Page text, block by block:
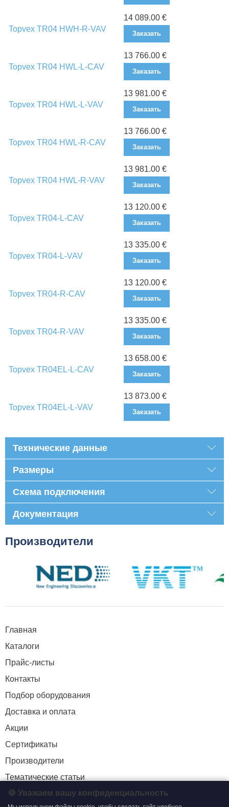
Topvex TR04 HWH-R-VAV
14 089.00 €
Заказать
Topvex TR04 HWL-L-CAV
13 766.00 €
Заказать
Topvex TR04 HWL-L-VAV
13 981.00 €
Заказать
Topvex TR04 HWL-R-CAV
13 766.00 €
Заказать
Topvex TR04 HWL-R-VAV
13 981.00 €
Заказать
Topvex TR04-L-CAV
13 120.00 €
Заказать
Topvex TR04-L-VAV
13 335.00 €
Заказать
Topvex TR04-R-CAV
13 120.00 €
Заказать
Topvex TR04-R-VAV
13 335.00 €
Заказать
Topvex TR04EL-L-CAV
13 658.00 €
Заказать
Topvex TR04EL-L-VAV
13 873.00 €
Заказать
Технические данные
Размеры
Схема подключения
Документация
Производители
Главная
Каталоги
Прайс-листы
Контакты
Подбор оборудования
Доставка и оплата
Акции
Сертификаты
Производители
Тематические статьи
🍪 Уважаем вашу конфиденциальность